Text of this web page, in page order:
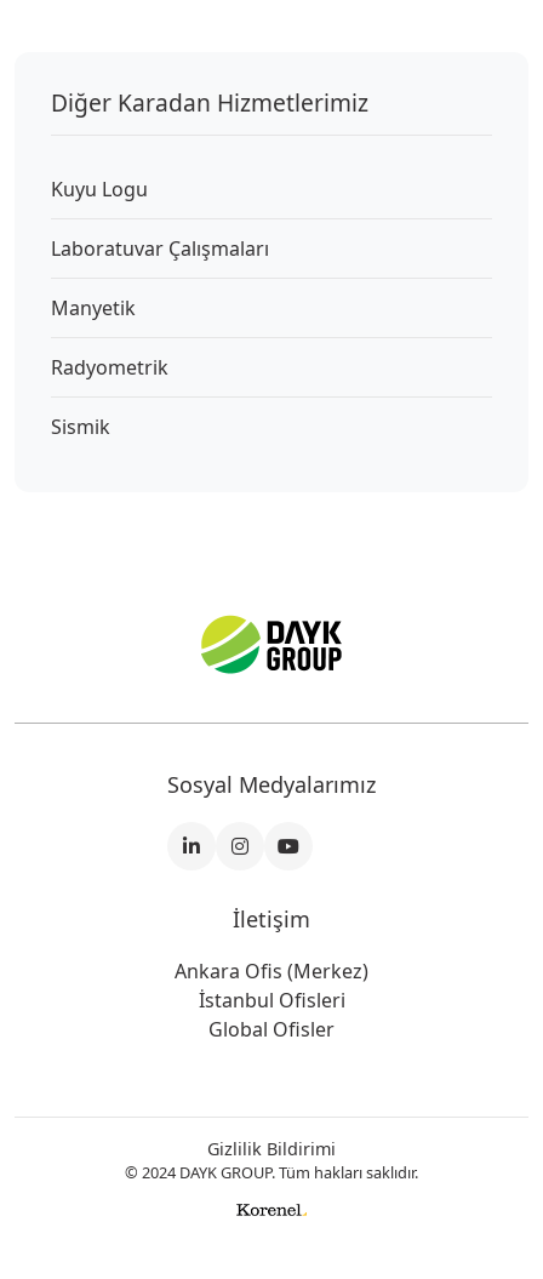
Diğer Karadan Hizmetlerimiz
Kuyu Logu
Laboratuvar Çalışmaları
Manyetik
Radyometrik
Sismik
Sosyal Medyalarımız
İletişim
Ankara Ofis (Merkez)
İstanbul Ofisleri
Global Ofisler
Gizlilik Bildirimi
© 2024 DAYK GROUP. Tüm hakları saklıdır.